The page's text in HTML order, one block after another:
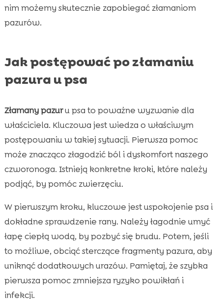
nim możemy skutecznie zapobiegać złamaniom
pazurów.
Jak postępować po złamaniu
pazura u psa
Złamany pazuru psa to poważne wyzwanie dla
właściciela. Kluczowa jest wiedza o właściwym
postępowaniu w takiej sytuacji. Pierwsza pomoc
może znacząco złagodzić ból i dyskomfort naszego
czworonoga. Istnieją konkretne kroki, które należy
podjąć, by pomóc zwierzęciu.
W pierwszym kroku, kluczowe jest uspokojenie psa i
dokładne sprawdzenie rany. Należy łagodnie umyć
łapę ciepłą wodą, by pozbyć się brudu. Potem, jeśli
to możliwe, obciąć sterczące fragmenty pazura, aby
uniknąć dodatkowych urazów. Pamiętaj, że szybka
pierwsza pomoc zmniejsza ryzyko powikłań i
infekcji.